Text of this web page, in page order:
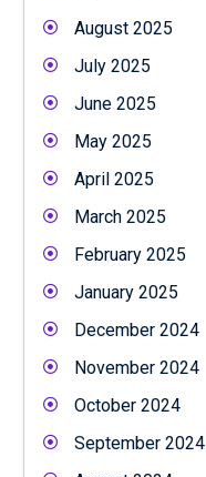
August 2025
July 2025
June 2025
May 2025
April 2025
March 2025
February 2025
January 2025
December 2024
November 2024
October 2024
September 2024